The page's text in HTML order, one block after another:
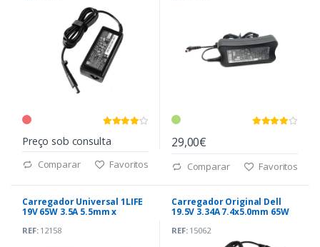
Preço sob consulta
Comparar Favoritos
29,00€
Comparar Favoritos
Carregador Universal 1LIFE
19V 65W 3.5A 5.5mm x
REF:12158
Carregador Original Dell
19.5V 3.34A 7.4x5.0mm 65W
REF:15062